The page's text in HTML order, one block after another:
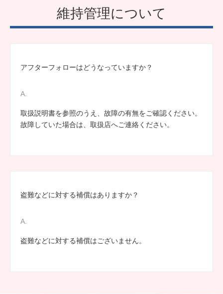
維持管理について
アフターフォローはどうなっていますか？
取扱説明書を参照のうえ、故障の有無をご確認ください。
故障していた場合は、取扱店へご連絡ください。
盗難などに対する補償はありますか？
盗難などに対する補償はございません。